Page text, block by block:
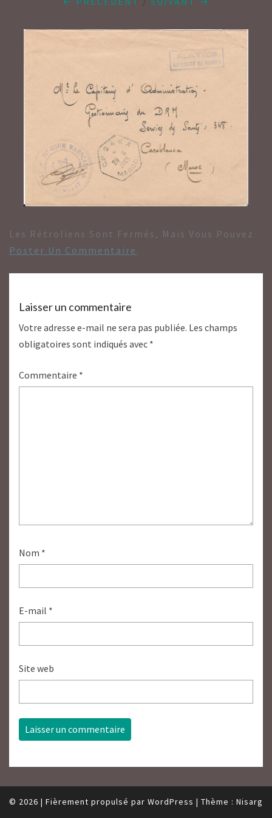
Les Rétroliens Sont Fermés, Mais Vous Pouvez
Poster Un Commentaire .
Laisser un commentaire
Votre adresse e-mail ne sera pas publiée. Les champs
obligatoires sont indiqués avec *
Commentaire *
Nom *
E-mail *
Site web
© 2026 | Fièrement propulsé par WordPress | Thème : Nisarg